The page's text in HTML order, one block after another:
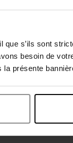
s’ils sont
besoin de
présente
?